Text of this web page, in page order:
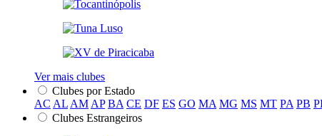
Ver mais clubes
Clubes por Estado
AC AL AM AP BA CE DF ES GO MA MG MS MT PA PB
Clubes Estrangeiros